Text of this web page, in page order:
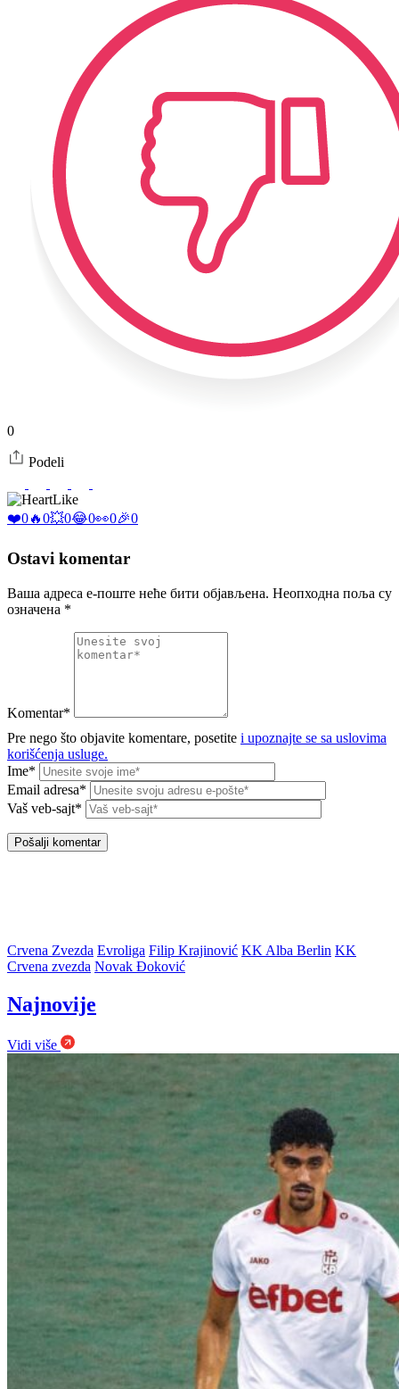
0
Podeli
Like
❤️0🔥0💥0😂0👀0🎉0
Ostavi komentar
Ваша адреса е-поште неће бити објављена. Неопходна поља су
означена *
Komentar*
Pre nego što objavite komentare, posetite i upoznajte se sa uslovima
korišćenja usluge.
Ime*
Email adresa*
Vaš veb-sajt*
Crvena Zvezda Evroliga Filip Krajinović KK Alba Berlin KK
Crvena zvezda Novak Đoković
Najnovije
Vidi više